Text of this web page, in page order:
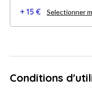
+ 15 € Selectionner
Conditions